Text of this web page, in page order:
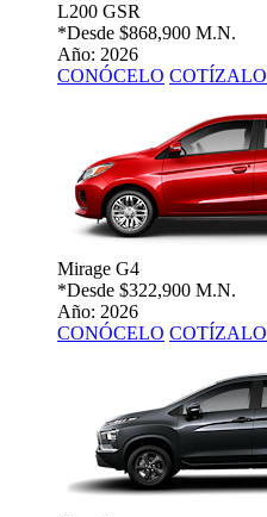
L200 GSR
*Desde $868,900 M.N.
Año: 2026
CONÓCELO COTÍZALO
Mirage G4
*Desde $322,900 M.N.
Año: 2026
CONÓCELO COTÍZALO